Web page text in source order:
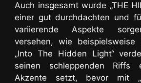
Auch insgesamt wurde „THE
einer gut durchdachten und
variierende Aspekte
versehen, wie
„Into The Hidden Light“
seinen schleppenden Riffs
Akzente setzt, bevor mit